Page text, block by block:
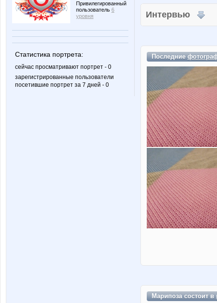
Привилегированный
пользователь 6
уровня
Статистика портрета:
сейчас просматривают портрет - 0
зарегистрированные пользователи
посетившие портрет за 7 дней - 0
Интервью
Последние
Марипоза состоит в